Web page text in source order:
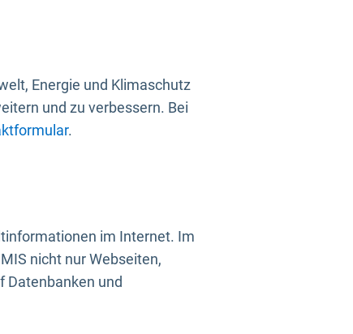
Energie und Klimaschutz
und zu verbessern. Bei
.
im Internet. Im
nicht nur Webseiten,
Datenbanken und